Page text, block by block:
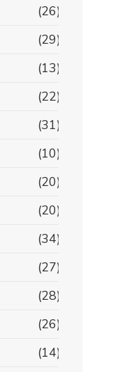
(26)
(29)
(13)
(22)
(31)
(10)
(20)
(20)
(34)
(27)
(28)
(26)
(14)